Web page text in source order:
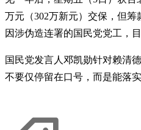
万元（302万新元）交保，但
因涉伪造连署的国民党党工，
国民党发言人邓凯勋针对赖清
不要仅停留在口号，而是能落